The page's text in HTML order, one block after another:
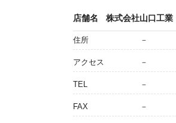
店舗名 株式会社山口工業
住所 －
アクセス －
TEL －
FAX －